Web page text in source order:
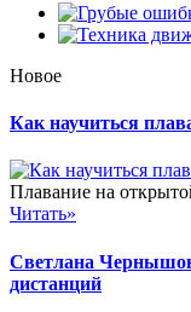
Новое
Как научиться
Плавание на
Читать»
Светлана
дистанций